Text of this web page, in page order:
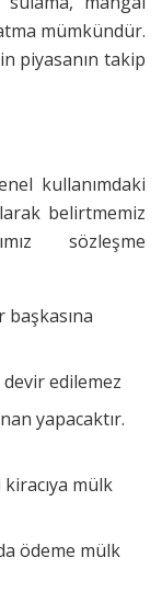
mümkündür.
piyasanın takip
kullanımdaki
belirtmemiz
sözleşme
başkasına
edilemez
yapacaktır.
mülk
ödeme mülk